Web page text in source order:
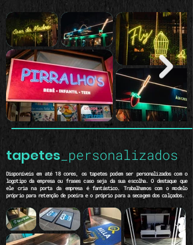
tapetes_personalizados
Disponíveis em até 18 cores, os tapetes podem ser personalizados com o
logotipo da empresa ou frases caso seja da sua escolha. O destaque que
ele cria na porta da empresa é fantástico. Trabalhamos com o modelo
próprio para retenção de poeira e o próprio para a secagem dos calçados.